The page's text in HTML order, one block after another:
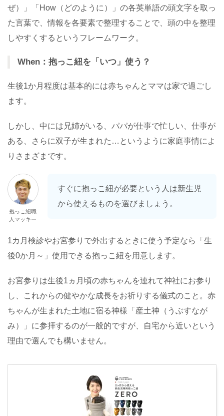
ぜ）」「How（どのように）」の各英単語の頭文字を取っ
た言葉で、情報を各要素で整理することで、頭の中を整理
しやすくするというフレームワーク。
When：抱っこ紐を「いつ」使う？
生後1か月程度は基本的には赤ちゃんとママは家で過ごし
ます。
しかし、中には兄姉がいる、パパが仕事で忙しい、仕事が
ある、さらに双子が生まれた…というように家庭事情によ
りさまざまです。
抱っこ紐職
人マッキー
すぐに抱っこ紐が必要という人は新生児
から使えるものを選びましょう。
1カ月検診やお宮参りで外出するときに使う予定なら「生
後0か月～」使用できる抱っこ紐を用意します。
お宮参りは生後1ヵ月頃の赤ちゃんを連れて神社にお参り
し、これからの健やかな成長をお祈りする儀式のこと。赤
ちゃんが生まれた土地に宿る神様「産土神（うぶすなが
み）」に参拝するのが一般的ですが、自宅から近いという
理由で選んでも構いません。